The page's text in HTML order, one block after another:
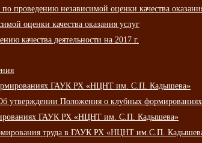
проведению независимой оценки качества
оценки качества оказания услуг
качества деятельности на 2017 г.
ГАУК РХ «НЦНТ им. С.П. Кадышева»
утверждении Положения о клубных
ГАУК РХ «НЦНТ им. С.П. Кадышева»
труда в ГАУК РХ «НЦНТ им.С.П.